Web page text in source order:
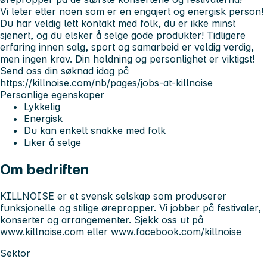
Vi leter etter noen som er en engajert og energisk person!
Du har veldig lett kontakt med folk, du er ikke minst
sjenert, og du elsker å selge gode produkter! Tidligere
erfaring innen salg, sport og samarbeid er veldig verdig,
men ingen krav. Din holdning og personlighet er viktigst!
Send oss din søknad idag på
https://killnoise.com/nb/pages/jobs-at-killnoise
Personlige egenskaper
Lykkelig
Energisk
Du kan enkelt snakke med folk
Liker å selge
Om bedriften
KILLNOISE er et svensk selskap som produserer
funksjonelle og stilige ørepropper. Vi jobber på festivaler,
konserter og arrangementer. Sjekk oss ut på
www.killnoise.com eller www.facebook.com/killnoise
Sektor